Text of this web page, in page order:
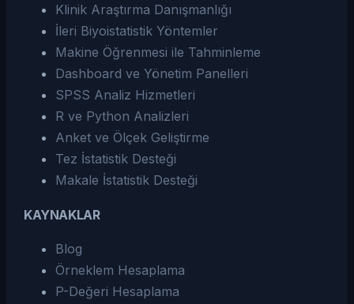
Klinik Araştırma Danışmanlığı
İleri Biyoistatistik Yöntemler
Makine Öğrenmesi ile Tahminleme
Dashboard ve Yönetim Panelleri
SPSS Analiz Hizmetleri
R ve Python Analizleri
Anket ve Ölçek Geliştirme
Tez İstatistik Desteği
Makale İstatistik Desteği
KAYNAKLAR
Blog
Örneklem Hesaplama
P-Değeri Hesaplama